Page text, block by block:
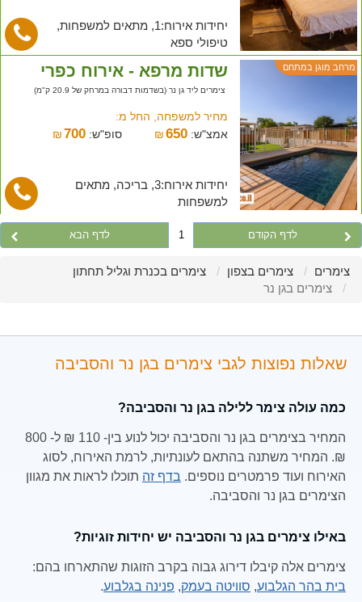
יחידות אירוח:1, מתאים למשפחות,
טיפולי ספא
מרחב מוגן במתחם שדות מרפא - אירוח כפרי
צימרים ליד גן נר (בשדמות דבורה במרחק של 20.9 ק"מ)
מחיר למשפחה, החל מ:
אמצ"ש:
₪650 סופ"ש: ₪ 700
יחידות אירוח:3, בריכה, מתאים
למשפחות
לדף הקודם 1 לדף הבא
צימרים צימרים בצפון
צימרים בכנרת וגליל תחתון
צימרים בגן נר
שאלות נפוצות לגבי צימרים בגן נר והסביבה
כמה עולה צימר ללילה בגן נר והסביבה?
המחיר בצימרים בגן נר והסביבה יכול לנוע בין- 110 ₪ ל- 800
₪. המחיר משתנה בהתאם לעונתיות, לרמת האירוח, לסוג
האירוח ועוד פרמטרים נוספים. בדף זה תוכלו לראות את מגוון
הצימרים בגן נר והסביבה.
באילו צימרים בגן נר והסביבה יש יחידות זוגיות?
צימרים אלה קיבלו דירוג גבוה בקרב הזוגות שהתארחו בהם:
בית בהר הגלבוע, סוויטה בעמק, פנינה בגלבוע.